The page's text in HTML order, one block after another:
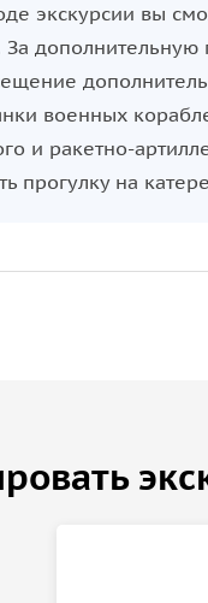
экскурсии вы
дополнительную
военных
и ракетно-
прогулку на